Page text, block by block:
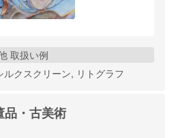
取扱い例
クスクリーン, リトグラフ
品・古美術